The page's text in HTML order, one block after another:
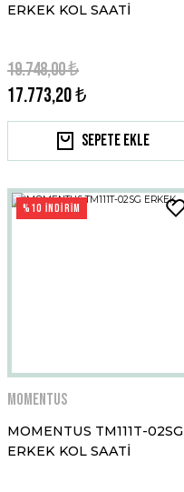
ERKEK KOL SAATİ
17.773,20 ₺
19.748,00 ₺
Sepete Ekle
%10 İNDİRİM
Momentus
MOMENTUS TM111T-02SG
ERKEK KOL SAATİ